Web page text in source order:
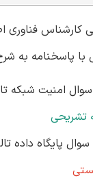
کارشناس فناوری
تشریحی